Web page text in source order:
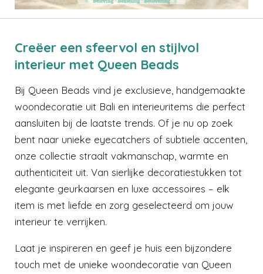
Creëer een sfeervol en stijlvol
interieur met Queen Beads
Bij Queen Beads vind je exclusieve, handgemaakte
woondecoratie uit Bali en interieuritems die perfect
aansluiten bij de laatste trends. Of je nu op zoek
bent naar unieke eyecatchers of subtiele accenten,
onze collectie straalt vakmanschap, warmte en
authenticiteit uit. Van sierlijke decoratiestukken tot
elegante geurkaarsen en luxe accessoires – elk
item is met liefde en zorg geselecteerd om jouw
interieur te verrijken.
Laat je inspireren en geef je huis een bijzondere
touch met de unieke woondecoratie van Queen